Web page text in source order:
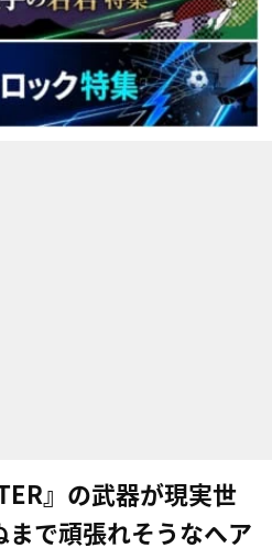
』の武器が現実世
まで頑張れそうなヘア